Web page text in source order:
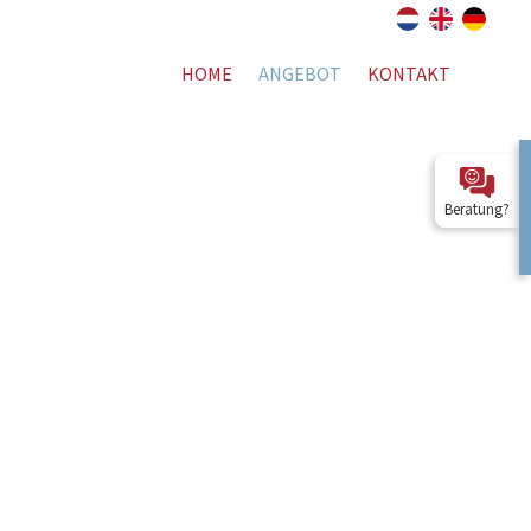
HOME ANGEBOT KONTAKT
Beratung?